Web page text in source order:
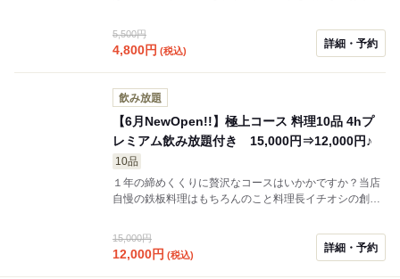
楽しみください。 ※金曜、土曜、祝前日は2時間制とな
りますのでお気をつけください。 ※12月中は終日2時間
制となりますのでご了承ください。
5,500円
4,800円 (税込)
詳細・予約
飲み放題
【6月NewOpen!!】極上コース 料理10品 4hプ
レミアム飲み放題付き 15,000円⇒12,000円♪
10品
１年の締めくくりに贅沢なコースはいかかですか？当店
自慢の鉄板料理はもちろんのこと料理長イチオシの創作
ビールをはじめ, 当店のドリンクメニューすべてが飲み放
題に含まれるプレミアム飲み放題となっております♪
15,000円
12,000円 (税込)
詳細・予約